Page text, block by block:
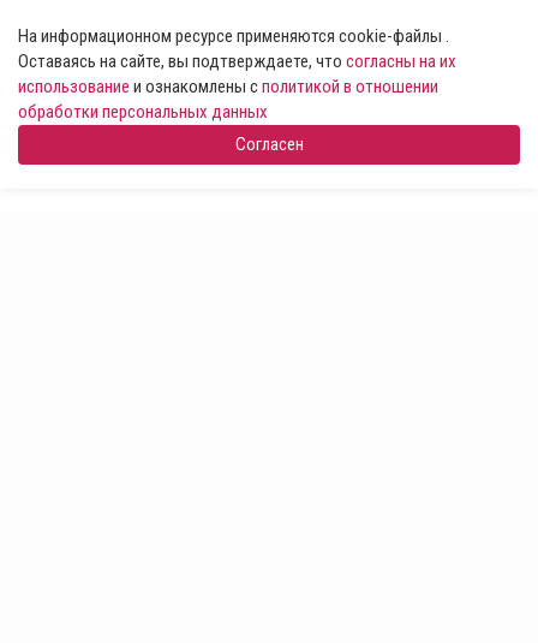
На информационном ресурсе применяются cookie-файлы .
Оставаясь на сайте, вы подтверждаете, что согласны на их
использование и ознакомлены сполитикой в отношении
обработки персональных данных
Согласен